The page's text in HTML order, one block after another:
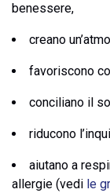
benessere,
creano
favoriscono
conciliano il
riducono
aiutano a
allergie (vedi le